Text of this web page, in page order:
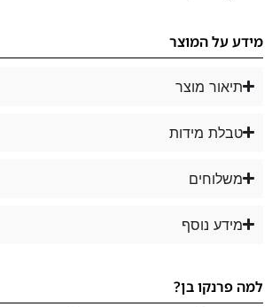
מידע על המוצר
תיאור מוצר
טבלת מידות
משלוחים
מידע נוסף
למה פרנקו בן?